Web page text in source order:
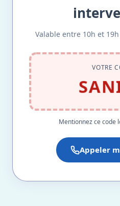
Valable entre 10h et
VOTRE
Mentionnez ce code
Appeler